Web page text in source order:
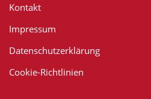
Kontakt
Impressum
Datenschutzerklärung
Cookie-Richtlinien